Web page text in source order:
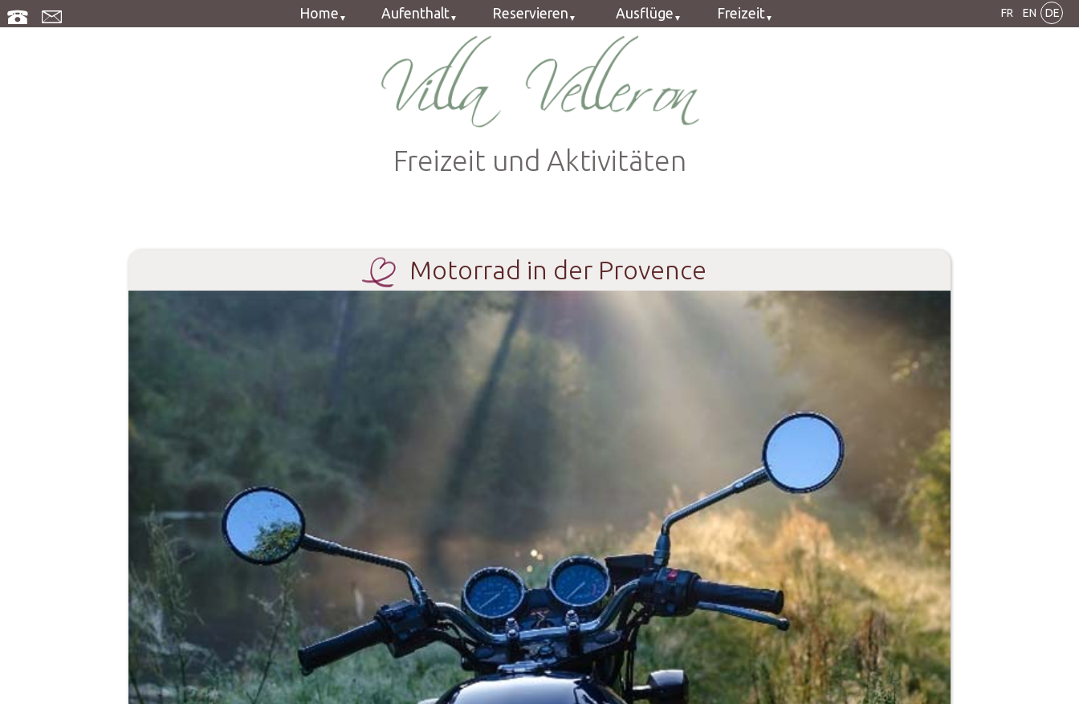
Home Aufenthalt
Ferienwohnung
Abendessen
Reservieren
Online buchen
Preise
Geschäftsbedingungen
FAQ
Ausflüge
Provence
Freizeit FR EN DE
Freizeit und Aktivitäten
Motorrad in der Provence